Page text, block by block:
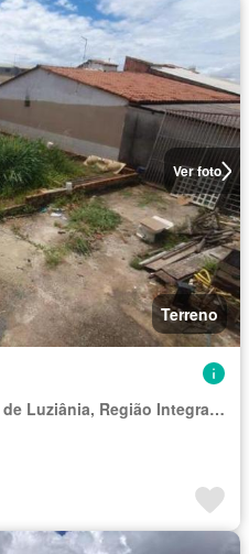
Ver foto
Terreno
Região Geográfica Imediata de Luziânia, Região Integrada de Desenvolvimento do Distrito Federal e Entorno